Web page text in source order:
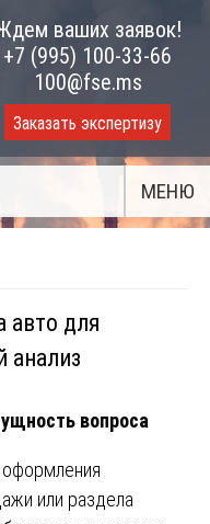
ваших заявок!
+7 (995) 100-33-66
100@fse.ms
Заказать экспертизу
МЕНЮ
авто для
анализ
вопроса
или раздела